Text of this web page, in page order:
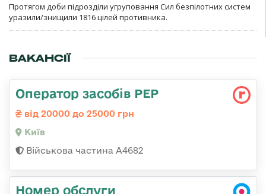
Протягом доби підрозділи угруповання Сил безпілотних систем
уразили/знищили 1816 цілей противника.
ВАКАНСІЇ
Оператор засобів РЕР
від 20000 до 25000 грн
Київ
Військова частина А4682
Номер обслуги